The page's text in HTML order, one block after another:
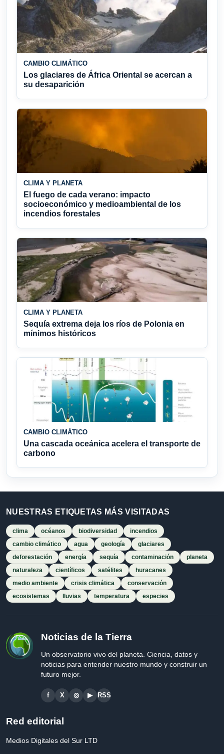
CAMBIO CLIMÁTICO
Los glaciares de África Oriental se acercan a
su desaparición
CLIMA Y PLANETA
El fuego de cada verano: impacto
socioeconómico y medioambiental de los
incendios forestales
CLIMA Y PLANETA
Sequía extrema deja los ríos de Polonia en
mínimos históricos
CAMBIO CLIMÁTICO
Una cascada oceánica acelera el transporte de
carbono
NUESTRAS ETIQUETAS MÁS VISITADAS
clima océanos biodiversidad
incendios
cambio climático
agua geología
glaciares
deforestación
energía sequía contaminación
planeta
naturaleza
científicos satélites
huracanes
medio ambiente
crisis climática
conservación
ecosistemas
lluvias temperatura especies
Noticias de la Tierra
Un observatorio vivo del planeta. Ciencia, datos y
noticias para entender nuestro mundo y construir un
futuro mejor.
f X ◎ ▶ RSS
Red editorial
Medios Digitales del Sur LTD